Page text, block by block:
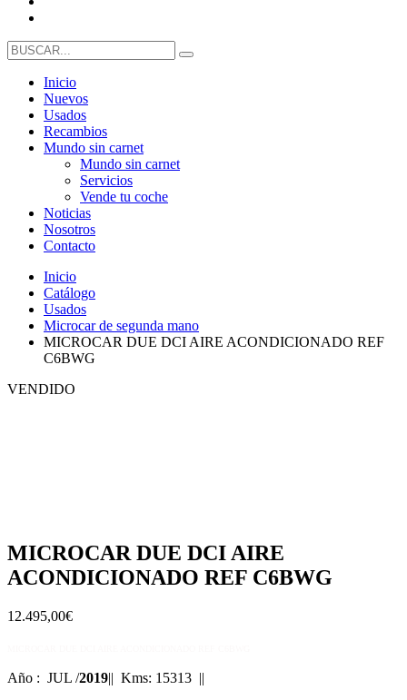
Inicio
Nuevos
Usados
Recambios
Mundo sin carnet
Mundo sin carnet
Servicios
Vende tu coche
Noticias
Nosotros
Contacto
Inicio
Catálogo
Usados
Microcar de segunda mano
MICROCAR DUE DCI AIRE ACONDICIONADO REF
C6BWG
VENDIDO
MICROCAR DUE DCI AIRE
ACONDICIONADO REF C6BWG
12.495,00€
Año : JUL /2019|| Kms: 15313 ||